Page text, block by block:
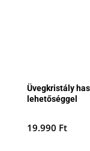
Üvegkristály
lehetőséggel
19.990 Ft